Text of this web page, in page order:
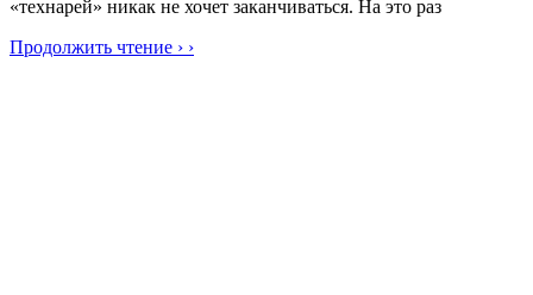
«технарей» никак не хочет заканчиваться. На это раз
Продолжить чтение › ›